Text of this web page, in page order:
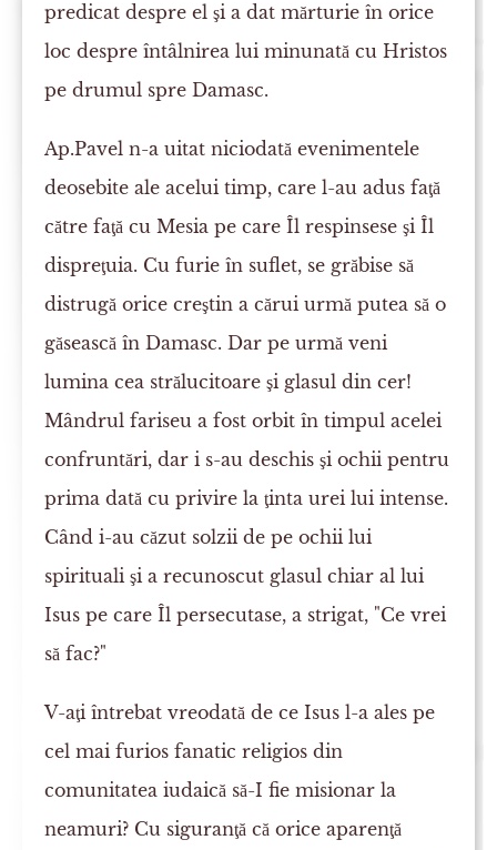
predicat despre el şi a dat mărturie în orice
loc despre întâlnirea lui minunată cu Hristos
pe drumul spre Damasc.
Ap.Pavel n-a uitat niciodată evenimentele
deosebite ale acelui timp, care l-au adus faţă
către faţă cu Mesia pe care Îl respinsese şi Îl
dispreţuia. Cu furie în suflet, se grăbise să
distrugă orice creştin a cărui urmă putea să o
găsească în Damasc. Dar pe urmă veni
lumina cea strălucitoare şi glasul din cer!
Mândrul fariseu a fost orbit în timpul acelei
confruntări, dar i s-au deschis şi ochii pentru
prima dată cu privire la ţinta urei lui intense.
Când i-au căzut solzii de pe ochii lui
spirituali şi a recunoscut glasul chiar al lui
Isus pe care Îl persecutase, a strigat, "Ce vrei
să fac?"
V-aţi întrebat vreodată de ce Isus l-a ales pe
cel mai furios fanatic religios din
comunitatea iudaică să-I fie misionar la
neamuri? Cu siguranţă că orice aparenţă